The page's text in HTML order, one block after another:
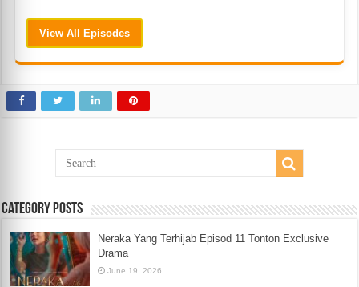
View All Episodes
Category Posts
Neraka Yang Terhijab Episod 11 Tonton Exclusive
Drama
June 19, 2026